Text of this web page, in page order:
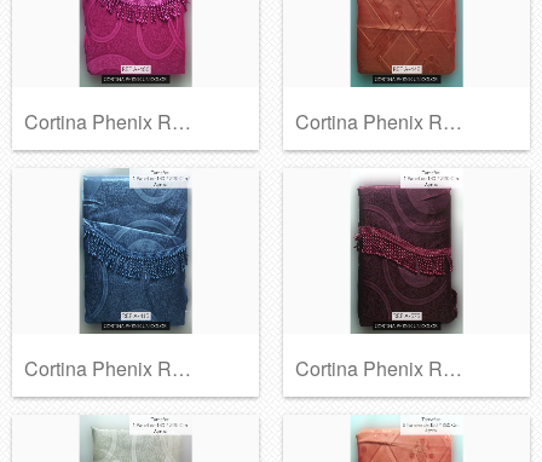
Cortina Phenix Ref A-466 Cortina Phenix Ref A-442
Cortina Phenix Ref A-415 Cortina Phenix Ref A-373